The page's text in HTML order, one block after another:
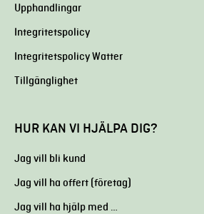
Upphandlingar
Integritetspolicy
Integritetspolicy Watter
Tillgänglighet
HUR KAN VI HJÄLPA DIG?
Jag vill bli kund
Jag vill ha offert (företag)
Jag vill ha hjälp med …